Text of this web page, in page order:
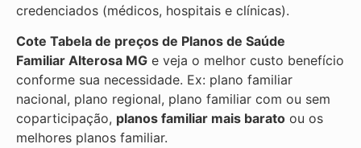
credenciados (médicos, hospitais e clínicas).
Cote Tabela de preços de Planos de Saúde
Familiar Alterosa MG e veja o melhor custo benefício
conforme sua necessidade. Ex: plano familiar
nacional, plano regional, plano familiar com ou sem
coparticipação, planos familiar mais barato ou os
melhores planos familiar.